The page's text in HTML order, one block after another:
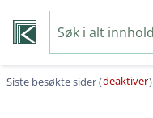
Siste besøkte sider (deaktiver)